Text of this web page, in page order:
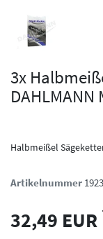
3x
DAHLMANN
Halbmeißel
Artikelnummer 1923
32,49 EUR